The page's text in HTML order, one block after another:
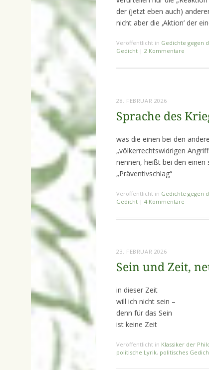
der (jetzt eben auch)
nicht aber die ‚Aktion’ der
Veröffentlicht in Gedichte gegen
Gedicht | 2 Kommentare
28. FEBRUAR 2026
Sprache des
was die einen bei den
„völkerrechtswidrigen
nennen, heißt bei den einen
„Präventivschlag“
Veröffentlicht in Gedichte gegen
Gedicht | 4 Kommentare
23. FEBRUAR 2026
Sein und Zeit,
in dieser Zeit
will ich nicht sein –
denn für das Sein
ist keine Zeit
Veröffentlicht in Klassiker der
politische Lyrik, politisches